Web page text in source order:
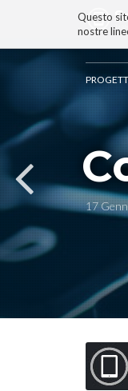
Questo
nostre
ai
|
Salta
alla
17